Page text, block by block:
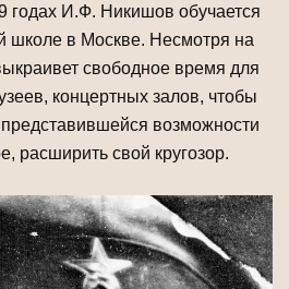
годах И.Ф. Никишов обучается
школе в Москве. Несмотря на
свободное время для
концертных залов, чтобы
возможности
расширить свой кругозор.